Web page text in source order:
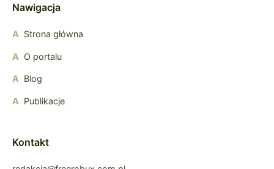
Nawigacja
Strona główna
O portalu
Blog
Publikacje
Kontakt